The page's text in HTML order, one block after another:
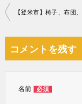
投
ビ
コメントを残す
名前 必須